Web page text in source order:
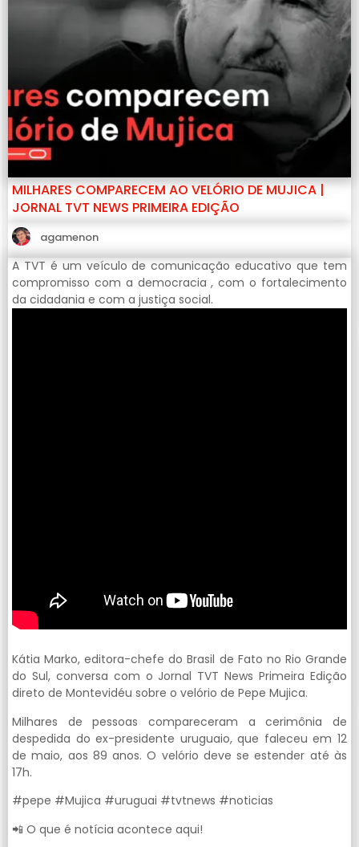
MILHARES COMPARECEM AO VELÓRIO DE MUJICA |
JORNAL TVT NEWS PRIMEIRA EDIÇÃO
agamenon
A TVT é um veículo de comunicação educativo que tem
compromisso com a democracia , com o fortalecimento
da cidadania e com a justiça social.
Kátia Marko, editora-chefe do Brasil de Fato no Rio Grande
do Sul, conversa com o Jornal TVT News Primeira Edição
direto de Montevidéu sobre o velório de Pepe Mujica.
Milhares de pessoas compareceram a cerimônia de
despedida do ex-presidente uruguaio, que faleceu em 12
de maio, aos 89 anos. O velório deve se estender até às
17h.
#pepe #Mujica #uruguai #tvtnews #noticias
📲 O que é notícia acontece aqui!